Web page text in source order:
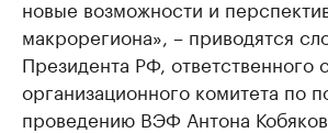
новые возможности и
макрорегиона», – приводятся
Президента РФ, ответственного
организационного комитета по
проведению ВЭФ Антона